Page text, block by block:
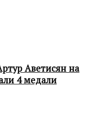
Аветисян на
4 медали